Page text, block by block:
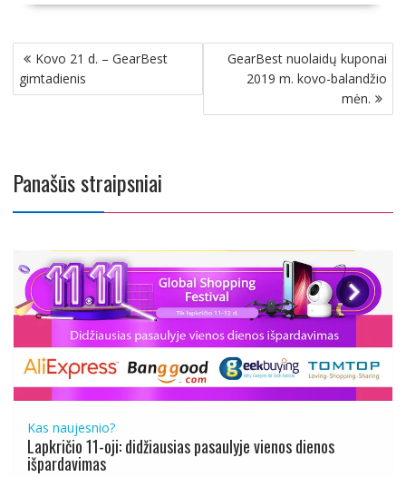
Navigacija
tarp
įrašų
Kovo 21 d. – GearBest
gimtadienis
GearBest nuolaidų kuponai
2019 m. kovo-balandžio
mėn.
Panašūs straipsniai
Kas naujesnio?
Lapkričio 11-oji: didžiausias pasaulyje vienos dienos
išpardavimas